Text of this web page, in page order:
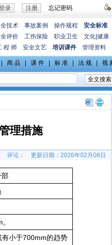
忘记密码
技术 事故案例 操作规程
安全标准
评价 工伤保险 职业卫生 文化 健康
程 师 安全文艺 培训课件 管理资料
理措施
评论： 更新日期： 2026年02月08日
部
小于700mm的趋势